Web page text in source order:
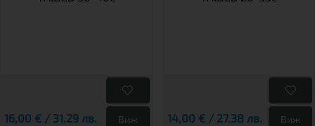
16,00 € / 31.29 лв. Виж 14,00 € / 27.38 лв. Виж